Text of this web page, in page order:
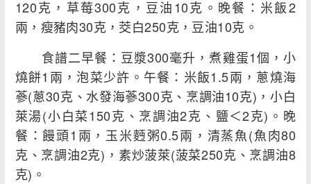
120克，草莓300克，豆油10克。晚餐：米飯2
兩，瘦豬肉30克，茭白250克，豆油10克。
食譜二早餐：豆漿300毫升，煮雞蛋1個，小
燒餅1兩，泡菜少許。午餐：米飯1.5兩，蔥燒海
蔘(蔥30克、水發海蔘300克、烹調油10克)，小白
萊湯(小白菜150克、烹調油2克、鹽＜2克)。晚
餐：饅頭1兩，玉米麪粥0.5兩，清蒸魚(魚肉80
克、烹調油2克)，素炒菠萊(菠菜250克、烹調油8
克)。